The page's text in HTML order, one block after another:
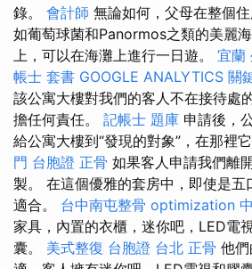
錄。 會計師 無論如何，父母在整個
如葡萄球菌和Panormos之類的美麗
上，可以在海灘上進行一日遊。 宜蘭
帳士 套書 GOOGLE ANALYTICS 關
該公寓大樓對我們的客人不在接待處
擔任何責任。 記帳士 題庫 申請後，
給公寓大樓到“發現的對象”，在那裡
門 台胞證 正骨 如果客人申請我們離
製。 在這個優雅的套房中，即使是五
適合。 台中南屯整骨 optimization
家具，內置的衣櫃，迷你吧，LED電
囊。 美式整復 台胞證 台北 正骨 他